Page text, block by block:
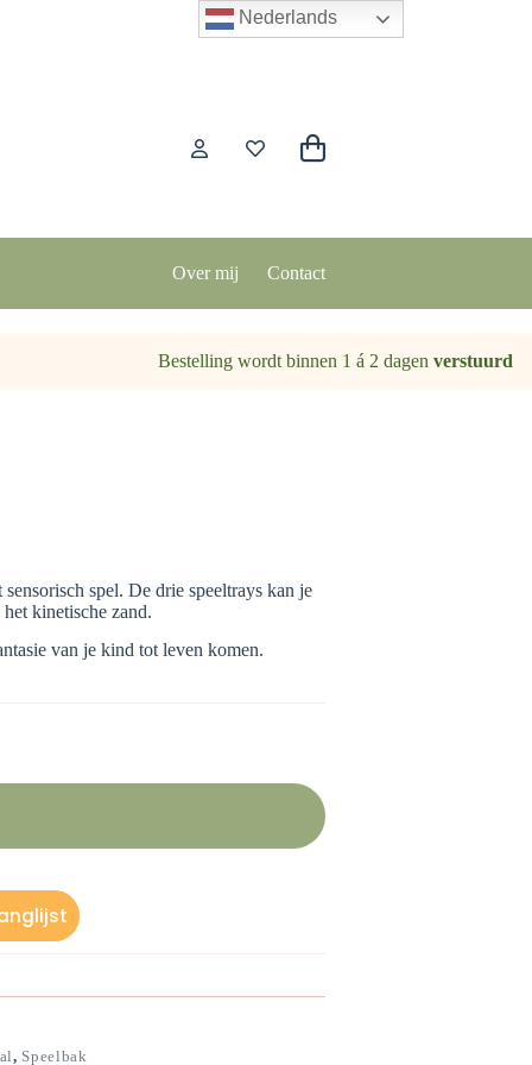
Winkelwagen
Over mij Contact
Bestelling wordt binnen 1 á 2 dagen verstuurd
spel. De drie speeltrays kan je
kinetische zand.
van je kind tot leven komen.
, Speelbak
Nederlands